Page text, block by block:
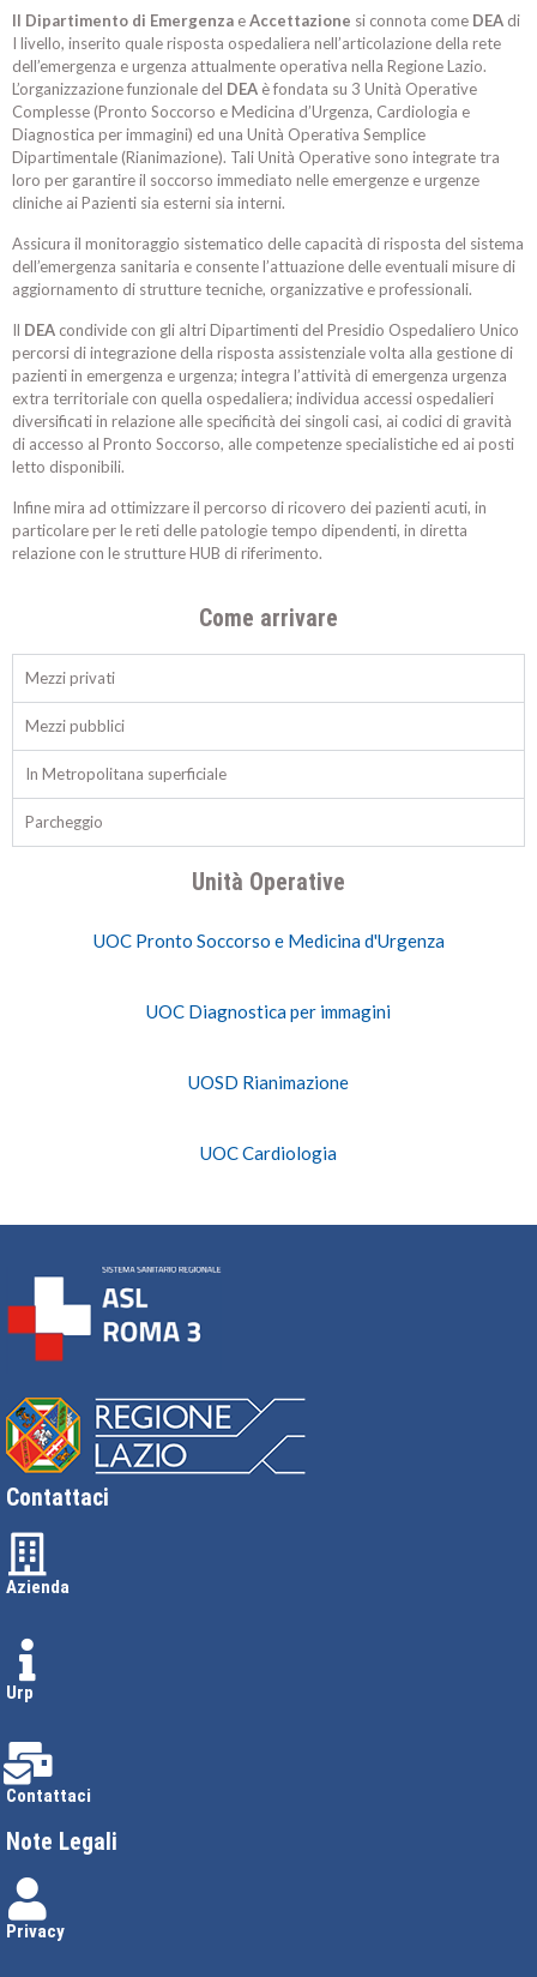
Il Dipartimento di Emergenza eAccettazione si connota come DEA di
I livello, inserito quale risposta ospedaliera nell’articolazione della rete
dell’emergenza e urgenza attualmente operativa nella Regione Lazio.
L’organizzazione funzionale del DEA è fondata su 3 Unità Operative
Complesse (Pronto Soccorso e Medicina d’Urgenza, Cardiologia e
Diagnostica per immagini) ed una Unità Operativa Semplice
Dipartimentale (Rianimazione). Tali Unità Operative sono integrate tra
loro per garantire il soccorso immediato nelle emergenze e urgenze
cliniche ai Pazienti sia esterni sia interni.
Assicura il monitoraggio sistematico delle capacità di risposta del sistema
dell’emergenza sanitaria e consente l’attuazione delle eventuali misure di
aggiornamento di strutture tecniche, organizzative e professionali.
Il DEA condivide con gli altri Dipartimenti del Presidio Ospedaliero Unico
percorsi di integrazione della risposta assistenziale volta alla gestione di
pazienti in emergenza e urgenza; integra l’attività di emergenza urgenza
extra territoriale con quella ospedaliera; individua accessi ospedalieri
diversificati in relazione alle specificità dei singoli casi, ai codici di gravità
di accesso al Pronto Soccorso, alle competenze specialistiche ed ai posti
letto disponibili.
Infine mira ad ottimizzare il percorso di ricovero dei pazienti acuti, in
particolare per le reti delle patologie tempo dipendenti, in diretta
relazione con le strutture HUB di riferimento.
Come arrivare
Mezzi privati
Mezzi pubblici
In Metropolitana superficiale
Parcheggio
Unità Operative
UOC Pronto Soccorso e Medicina d'Urgenza
UOC Diagnostica per immagini
UOSD Rianimazione
UOC Cardiologia
Contattaci
Azienda
Urp
Contattaci
Note Legali
Privacy